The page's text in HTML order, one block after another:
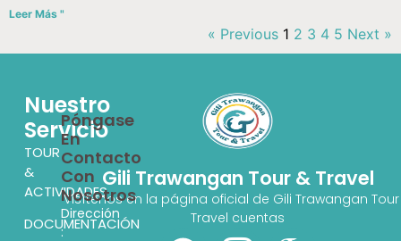
Leer Más "
« Previous 1 2 3 4 5 Next »
Gili Trawangan Tour & Travel
Visítenos en la página oficial de Gili Trawangan
Travel cuentas
Nuestro
Servicio
TOUR
&
ACTIVIDADES
DOCUMENTACIÓN
Póngase
En
Contacto
Con
Nosotros
Dirección
: